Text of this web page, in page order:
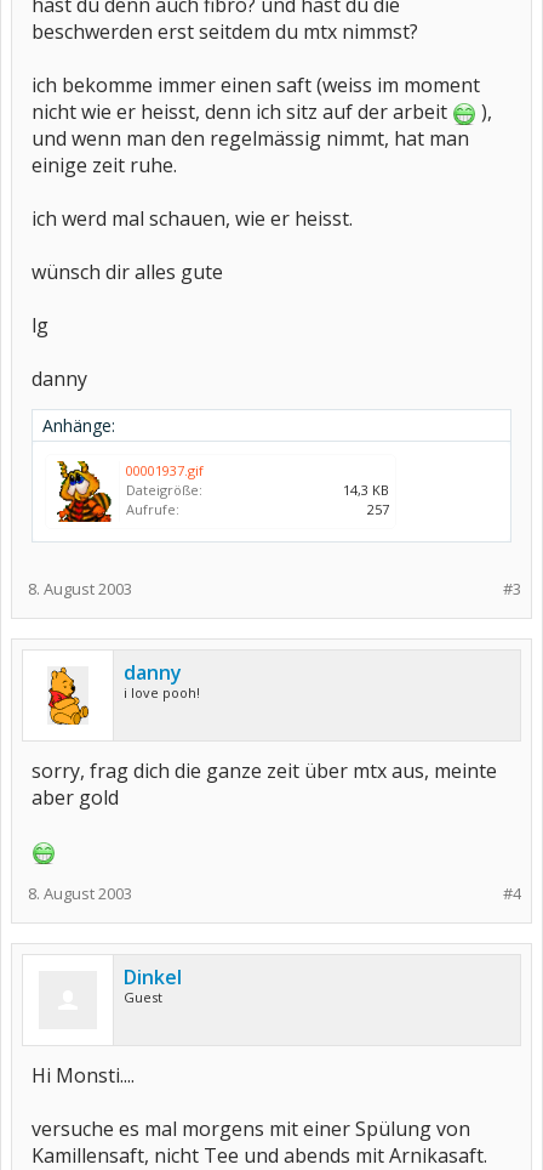
beschwerden erst seitdem du mtx nimmst?
ich bekomme immer einen saft (weiss im moment
nicht wie er heisst, denn ich sitz auf der arbeit
),
und wenn man den regelmässig nimmt, hat man
einige zeit ruhe.
ich werd mal schauen, wie er heisst.
wünsch dir alles gute
lg
danny
Anhänge:
00001937.gif
Dateigröße:
14,3 KB
Aufrufe:
257
#3
8. August 2003
danny
i love pooh!
sorry, frag dich die ganze zeit über mtx aus, meinte
aber gold
#4
8. August 2003
Dinkel
Guest
Hi Monsti....
versuche es mal morgens mit einer Spülung von
Kamillensaft, nicht Tee und abends mit Arnikasaft.